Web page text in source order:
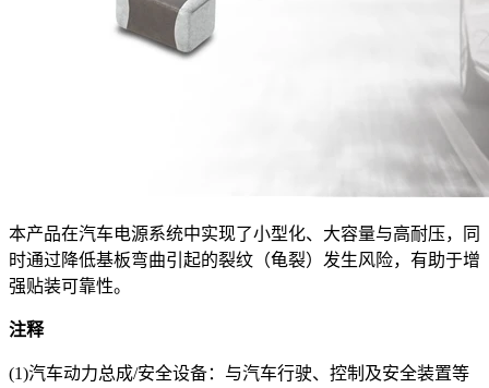
本产品在汽车电源系统中实现了小型化、大容量与高耐压，同
时通过降低基板弯曲引起的裂纹（龟裂）发生风险，有助于增
强贴装可靠性。
注释
(1)汽车动力总成/安全设备：与汽车行驶、控制及安全装置等